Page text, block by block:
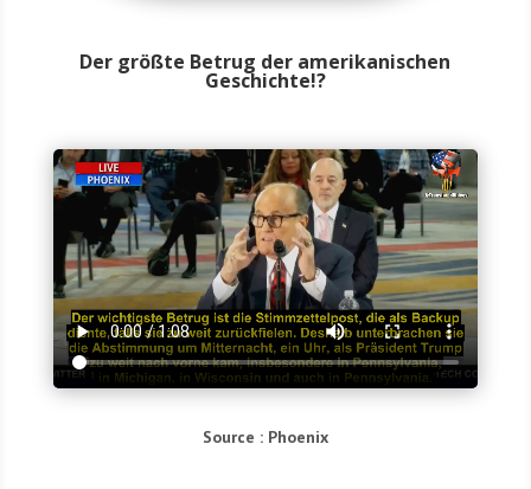
Der größte Betrug der amerikanischen
Geschichte!?
Source : Phoe­nix